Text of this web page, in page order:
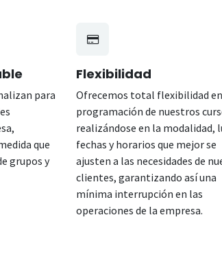
para
que
grupos y
Flexibilidad
Ofrecemos total flexibilidad
programación de nuestros
realizándose en la modalidad,
fechas y horarios que mejor se
ajusten a las necesidades de
clientes, garantizando así una
mínima interrupción en las
operaciones de la empresa.